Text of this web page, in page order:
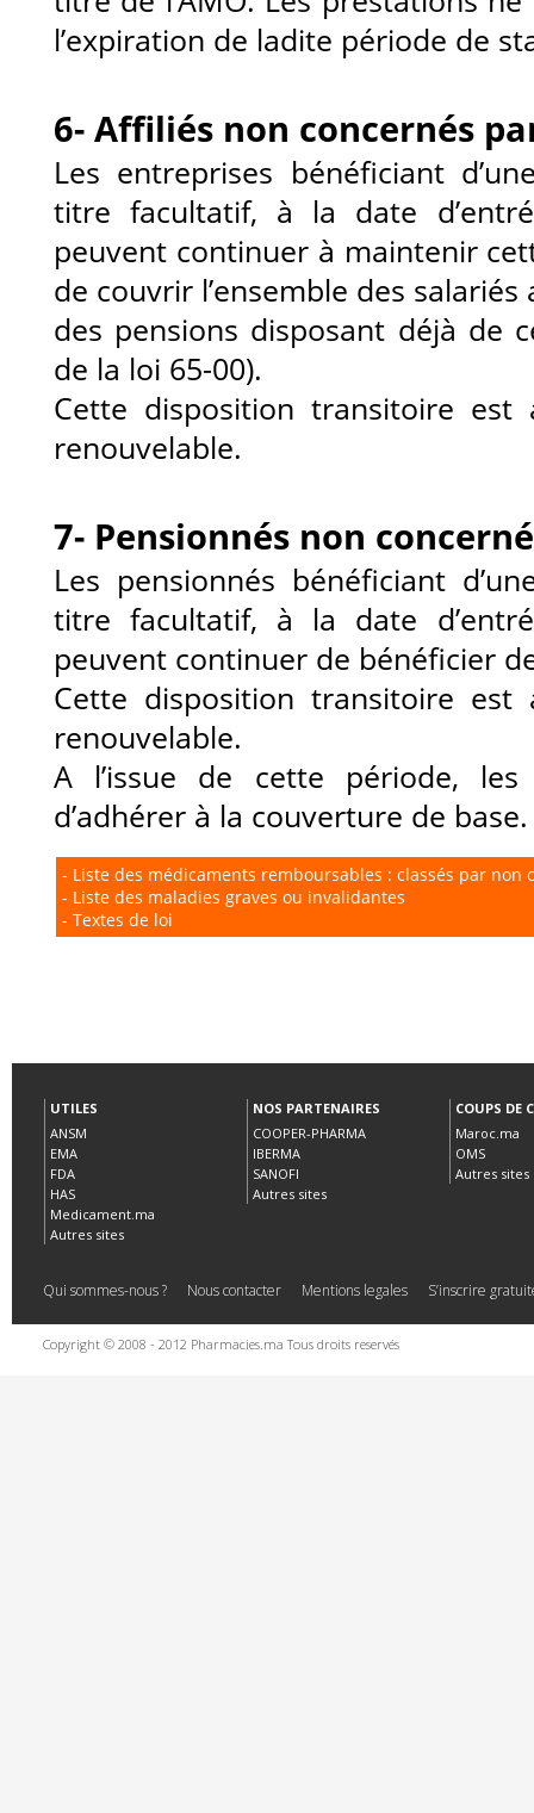
UTILES
ANSM
EMA
FDA
HAS
Medicament.ma
Autres sites
NOS PARTENAIRES
COOPER-PHARMA
IBERMA
SANOFI
Autres sites
COUPS DE
Maroc.ma
OMS
Autres sites
Qui sommes-nous ? Nous contacter Mentions legales S’inscrire
Copyright © 2008 - 2012 Pharmacies.ma Tous droits reservés